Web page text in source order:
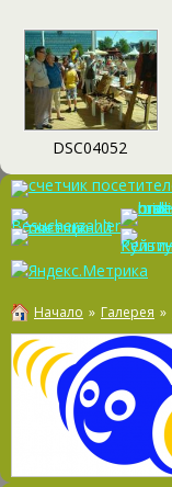
DSC04052
Начало » Галерея »